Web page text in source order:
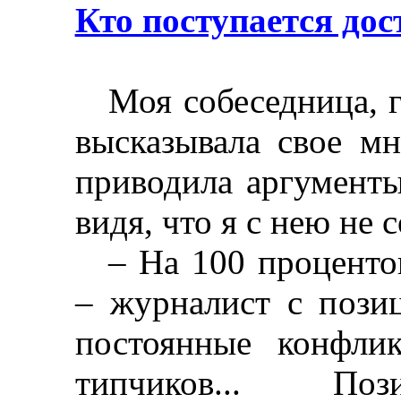
Кто поступается
Моя собеседница,
высказывала свое
приводила
видя, что я с нею не
– На 100
–журналист с
постоянные
типчиков...